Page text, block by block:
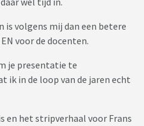
nieuws dat veel jongeren
ervaren. Er blijft te weinig tijd
drop outs etc.
sportles op dinsdag op te
is volgens mij dan een betere
voor de docenten.
je presentatie te
ik in de loop van de jaren echt
en het stripverhaal voor Frans